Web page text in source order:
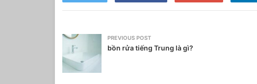
PREVIOUS POST
bồn rửa tiếng Trung là gì?